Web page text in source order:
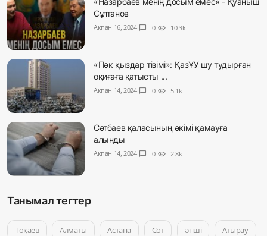
Сұлтанов
Ақпан 16, 2024 chat_bubble 0 visibility 10.3k
«Пәк қыздар тізімі»: ҚазҰУ шу тудырған
оқиғаға қатысты ...
Ақпан 14, 2024 chat_bubble 0 visibility 5.1k
Сәтбаев қаласының әкімі қамауға
алынды
Ақпан 14, 2024 chat_bubble 0 visibility 2.8k
Танымал тегтер
Тоқаев Алматы Астана Сот әнші Атырау